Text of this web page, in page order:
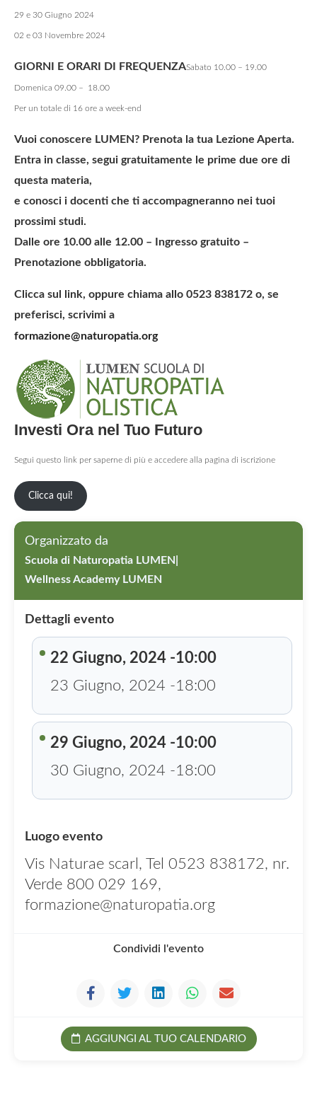
29 e 30 Giugno 2024
02 e 03 Novembre 2024
GIORNI E ORARI DI FREQUENZASabato 10.00 – 19.00
Domenica 09.00 – 18.00
Per un totale di 16 ore a week-end
Vuoi conoscere LUMEN? Prenota la tua Lezione Aperta.
Entra in classe, segui gratuitamente le prime due ore di
questa materia,
e conosci i docenti che ti accompagneranno nei tuoi
prossimi studi.
Dalle ore 10.00 alle 12.00 – Ingresso gratuito –
Prenotazione obbligatoria.
Clicca sul link, oppure chiama allo 0523 838172 o, se
preferisci, scrivimi a
formazione@naturopatia.org
Investi Ora nel Tuo Futuro
Segui questo link per saperne di più e accedere alla pagina di iscrizione
Clicca qui!
Organizzato da
Scuola di Naturopatia LUMEN|
Wellness Academy LUMEN
Dettagli evento
22 Giugno, 2024 -10:00
23 Giugno, 2024 -18:00
29 Giugno, 2024 -10:00
30 Giugno, 2024 -18:00
Luogo evento
Vis Naturae scarl, Tel 0523 838172, nr.
Verde 800 029 169,
formazione@naturopatia.org
Condividi l'evento
AGGIUNGI AL TUO CALENDARIO